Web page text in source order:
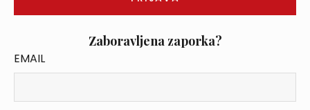
Zaboravljena zaporka?
EMAIL